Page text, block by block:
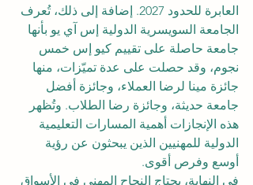
العابرة للحدود 2027. إضافة إلى ذلك، تُعرف
الجامعة السويسرية الدولية إس آي يو بأنها
جامعة حاصلة على تقييم كيو إس خمس
نجوم، وقد حصلت على عدة تميّزات، منها
جائزة مينا لرضا العملاء، وجائزة أفضل
جامعة حديثة، وجائزة رضا الطلاب. وتُظهر
هذه الإنجازات أهمية المسارات التعليمية
الدولية للمهنيين الذين يبحثون عن رؤية
أوسع وفرص أقوى.
في النهاية، يحتاج النجاح المهني في الأسواق